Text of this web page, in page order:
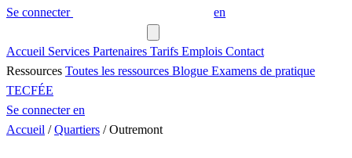
Se connecter
en
Accueil Services Partenaires Tarifs Emplois Contact
Ressources Toutes les ressources Blogue Examens de pratique
TECFÉE
Se connecteren
Accueil / Quartiers / Outremont